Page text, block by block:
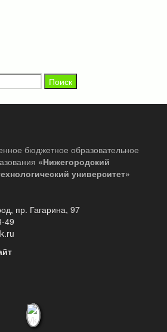
бюджетное образовательное
«Нижегородский
университет»
пр. Гагарина, 97
49